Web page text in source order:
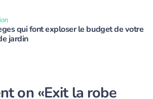
qui font exploser le budget de votre
jardin
on «Exit la robe